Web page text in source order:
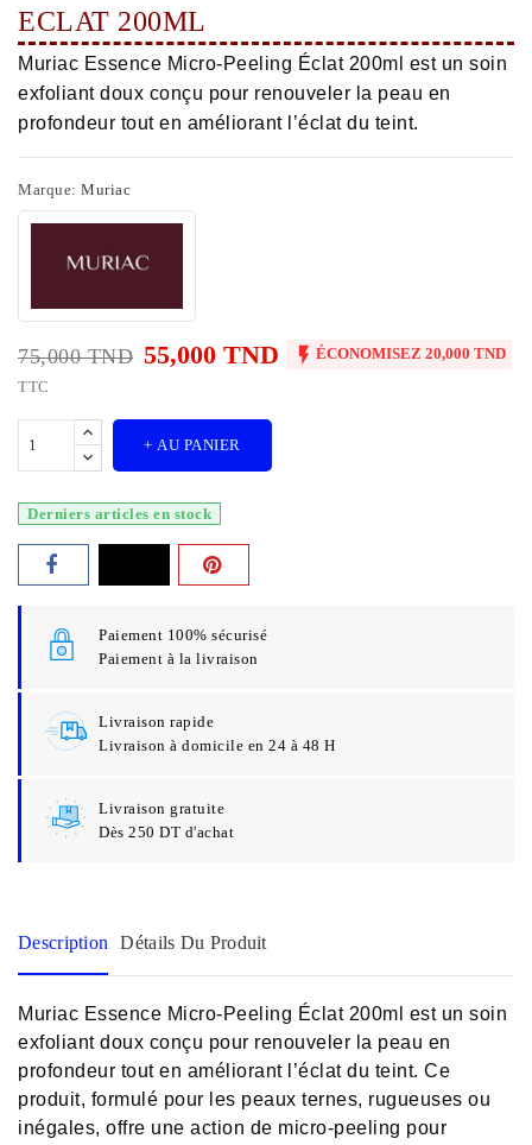
ECLAT 200ML
Muriac Essence Micro-Peeling Éclat 200ml est un soin
exfoliant doux conçu pour renouveler la peau en
profondeur tout en améliorant l’éclat du teint.
Marque: Muriac
75,000 TND 55,000 TND  ÉCONOMISEZ 20,000 TND
TTC
+ AU PANIER
Derniers articles en stock
Paiement 100% sécurisé
Paiement à la livraison
Livraison rapide
Livraison à domicile en 24 à 48 H
Livraison gratuite
Dès 250 DT d'achat
Description Détails Du Produit
Muriac Essence Micro-Peeling Éclat 200ml est un soin
exfoliant doux conçu pour renouveler la peau en
profondeur tout en améliorant l’éclat du teint. Ce
produit, formulé pour les peaux ternes, rugueuses ou
inégales, offre une action de micro-peeling pour